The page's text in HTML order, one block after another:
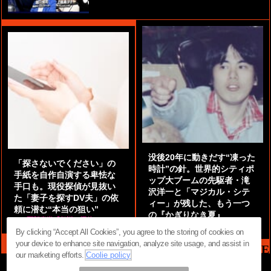
「探さないでください」の
手紙を自作自演する卑怯な
手口も。現役探偵が見抜い
た「妻子を探すDV夫」の依
頼に潜む“本当の狙い”
by 阿部泰尚『伝説の探偵』
没後20年に動きだす“凍った
時計”の針。世界的シティポ
ップ大ブームの先駆者・滝
沢洋一と「マジカル・シテ
ィー」が残した、もう一つ
の『かぎりなき夏』
MAG2 NEWS HEADLINE
By clicking “Accept All Cookies”, you agree to the storing of cookies on
your device to enhance site navigation, analyze site usage, and assist in
our marketing efforts.Coolie policy